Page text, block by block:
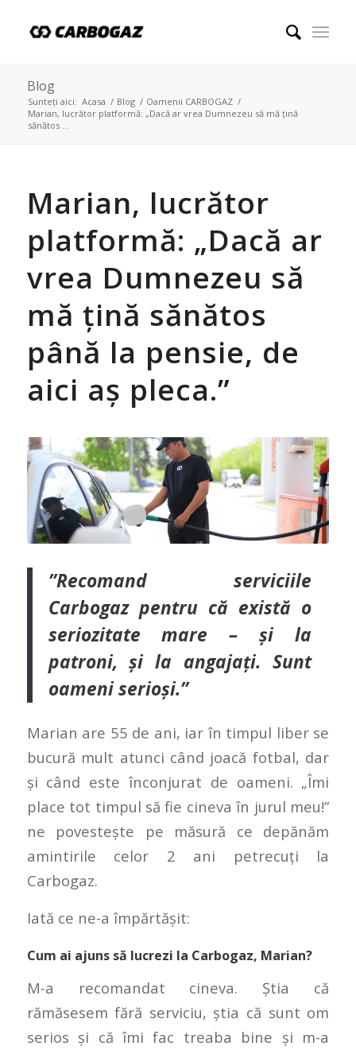
Blog
Sunteți aici: Acasa / Blog / Oamenii CARBOGAZ /
Marian, lucrător platformă: „Dacă ar vrea Dumnezeu să mă țină
sănătos ...
Marian, lucrător
platformă: „Dacă ar
vrea Dumnezeu să
mă țină sănătos
până la pensie, de
aici aș pleca.”
”Recomand serviciile
Carbogaz pentru că există o
seriozitate mare – și la
patroni, și la angajați. Sunt
oameni serioși.”
Marian are 55 de ani, iar în timpul liber se
bucură mult atunci când joacă fotbal, dar
și când este înconjurat de oameni. „Îmi
place tot timpul să fie cineva în jurul meu!”
ne povestește pe măsură ce depănăm
amintirile celor 2 ani petrecuți la
Carbogaz.
Iată ce ne-a împărtășit:
Cum ai ajuns să lucrezi la Carbogaz, Marian?
M-a recomandat cineva. Știa că
rămăsesem fără serviciu, știa că sunt om
serios și că îmi fac treaba bine și m-a